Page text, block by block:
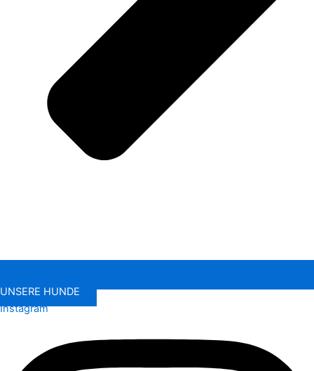
UNSERE HUNDE
Instagram